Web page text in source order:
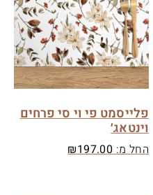
פלייסמט פי וי סי פרחים
וינטאג׳
החל מ: ₪197.00